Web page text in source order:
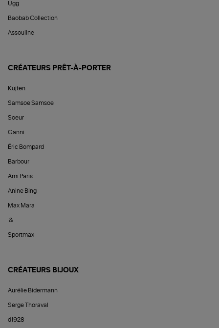
Ugg
Baobab Collection
Assouline
CRÉATEURS PRÊT-À-PORTER
Kujten
Samsoe Samsoe
Soeur
Ganni
Éric Bompard
Barbour
Ami Paris
Anine Bing
Max Mara
&
Sportmax
CRÉATEURS BIJOUX
Aurélie Bidermann
Serge Thoraval
d1928